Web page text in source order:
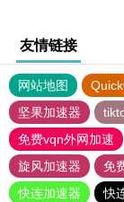
友情链接
网站地图
坚果加速器
免费vqn外网加速
旋风加速器
免
快连加速器
快